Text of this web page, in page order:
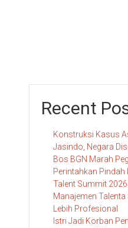
Recent
Konstruksi Kasus
Jasindo, Negara
Bos BGN Marah
Perintahkan Pindah
Talent Summit
Manajemen Talenta
Lebih Profesional
Istri Jadi Korban